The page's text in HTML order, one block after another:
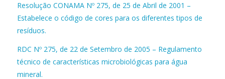
Resolução CONAMA Nº 275, de 25 de Abril de 2001 –
Estabelece o código de cores para os diferentes tipos de
resíduos.
RDC Nº 275, de 22 de Setembro de 2005 – Regulamento
técnico de características microbiológicas para água
mineral.